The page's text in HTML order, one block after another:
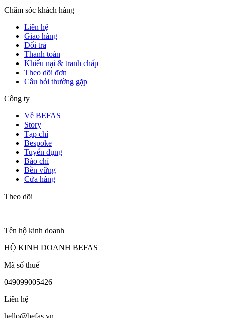
Chăm sóc khách hàng
Liên hệ
Giao hàng
Đổi trả
Thanh toán
Khiếu nại & tranh chấp
Theo dõi đơn
Câu hỏi thường gặp
Công ty
Về BEFAS
Story
Tạp chí
Bespoke
Tuyển dụng
Báo chí
Bền vững
Cửa hàng
Theo dõi
Tên hộ kinh doanh
HỘ KINH DOANH BEFAS
Mã số thuế
049099005426
Liên hệ
hello@befas.vn